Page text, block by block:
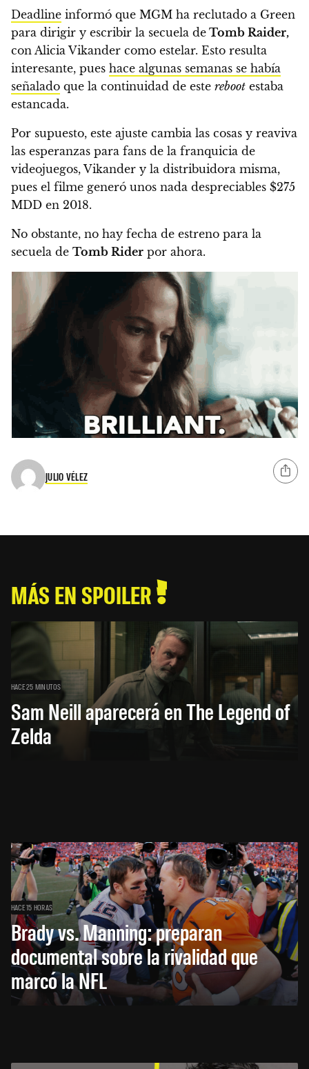
Deadline informó que MGM ha reclutado a Green
para dirigir y escribir la secuela de Tomb Raider,
con Alicia Vikander como estelar. Esto resulta
interesante, pues hace algunas semanas se había
señalado que la continuidad de este reboot estaba
estancada.
Por supuesto, este ajuste cambia las cosas y reaviva
las esperanzas para fans de la franquicia de
videojuegos, Vikander y la distribuidora misma,
pues el filme generó unos nada despreciables $275
MDD en 2018.
No obstante, no hay fecha de estreno para la
secuela de Tomb Rider por ahora.
JULIO VÉLEZ
MÁS EN SPOILER
HACE 25 MINUTOS
Sam Neill aparecerá en The Legend of
Zelda
HACE 15 HORAS
Brady vs. Manning: preparan
documental sobre la rivalidad que
marcó la NFL